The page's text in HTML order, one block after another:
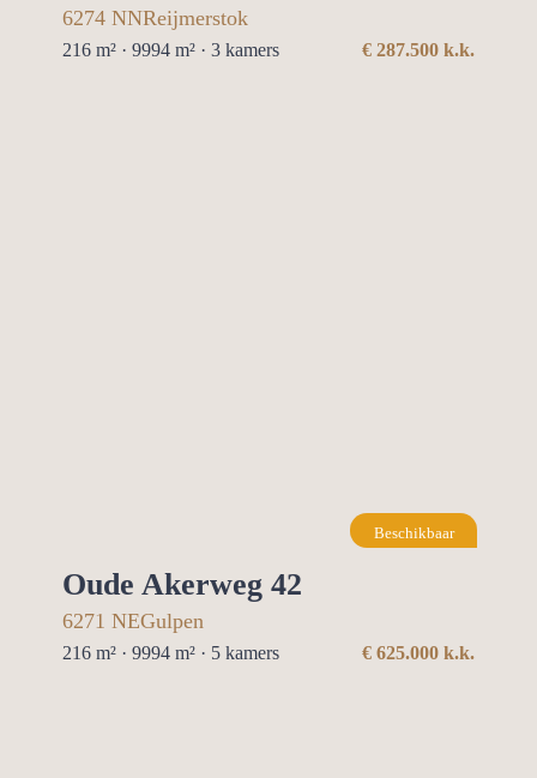
6274 NNReijmerstok
216 m² · 9994 m² · 3 kamers € 287.500 k.k.
Oude Akerweg 42
6271 NEGulpen
216 m² · 9994 m² · 5 kamers € 625.000 k.k.
Beschikbaar